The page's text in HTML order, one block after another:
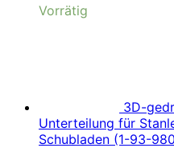
Vorrätig
3D-
Unterteilung für
Schubladen (1-93-